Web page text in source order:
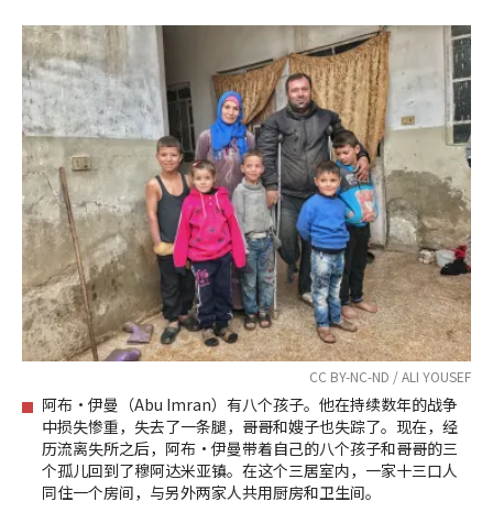
CC BY-NC-ND / ALI YOUSEF
阿布·伊曼（Abu Imran）有八个孩子。他在持续数年的战争
中损失惨重，失去了一条腿，哥哥和嫂子也失踪了。现在，经
历流离失所之后，阿布·伊曼带着自己的八个孩子和哥哥的三
个孤儿回到了穆阿达米亚镇。在这个三居室内，一家十三口人
同住一个房间，与另外两家人共用厨房和卫生间。